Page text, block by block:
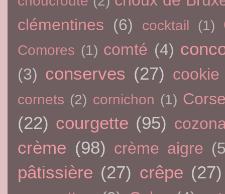
clémentines (6) cocktail (1)
Comores (1) comté (4)
(3) conserves (27) cookie
cornets (2) cornichon (1)
(22) courgette (95)
crème (98) crème aigre
pâtissière (27) crêpe (27)